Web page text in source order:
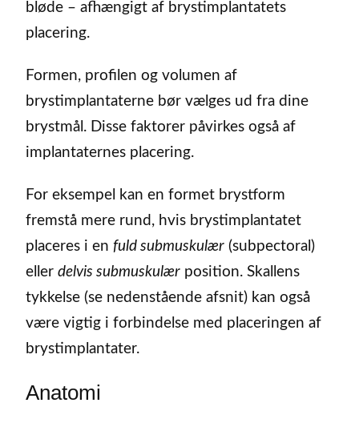
bløde – afhængigt af brystimplantatets
placering.
Formen, profilen og volumen af
brystimplantaterne bør vælges ud fra dine
brystmål. Disse faktorer påvirkes også af
implantaternes placering.
For eksempel kan en formet brystform
fremstå mere rund, hvis brystimplantatet
placeres i en fuld submuskulær (subpectoral)
eller delvis submuskulær position. Skallens
tykkelse (se nedenstående afsnit) kan også
være vigtig i forbindelse med placeringen af
brystimplantater.
Anatomi